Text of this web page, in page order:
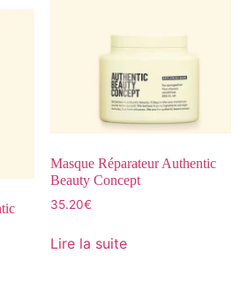
Masque Réparateur Authentic
Beauty Concept
35.20€
Lire la suite